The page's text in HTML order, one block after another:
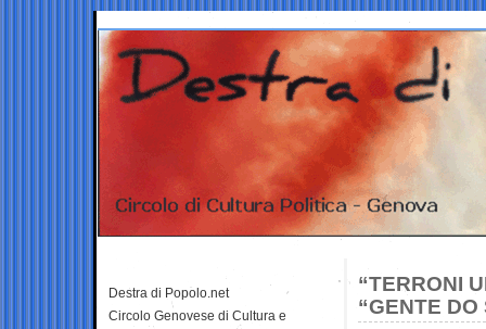
“TERRONI
“GENTE
Destra di Popolo.net
Circolo Genovese di Cultura e